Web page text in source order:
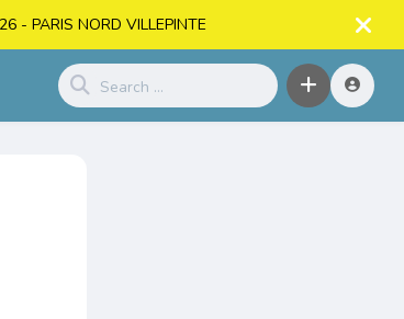
- PARIS NORD VILLEPINTE